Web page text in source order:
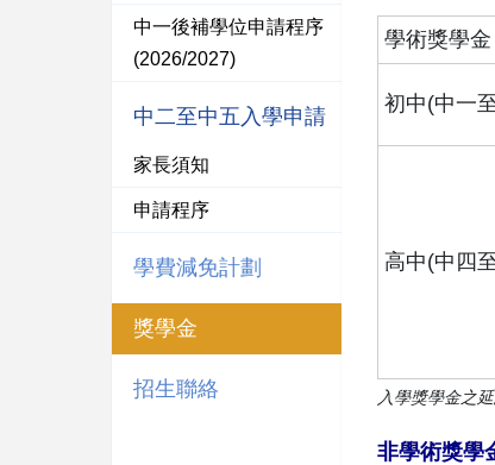
中一後補學位申請程序
(2026/2027)
中二至中五入學申請
家長須知
申請程序
學費減免計劃
獎學金
招生聯絡
學術獎學金
初中(中一
高中(中四
入學獎學金之
非學術獎學